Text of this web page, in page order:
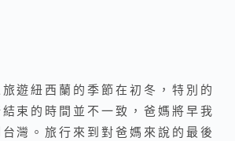
遊紐西蘭的季節在初冬，特別的
束的時間並不一致，爸媽將早我
灣。旅行來到對爸媽來說的最後